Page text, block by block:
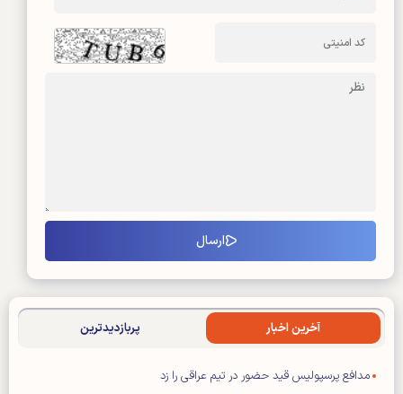
آخرین اخبار پربازدیدترین
مدافع پرسپولیس قید حضور در تیم عراقی را زد